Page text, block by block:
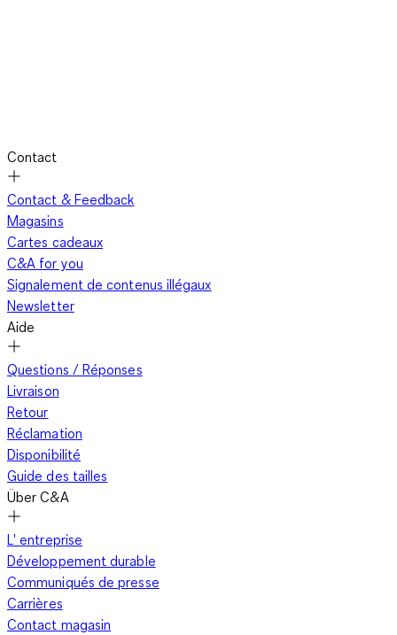
Contact
Contact & Feedback
Magasins
Cartes cadeaux
C&A for you
Signalement de contenus illégaux
Newsletter
Aide
Questions / Réponses
Livraison
Retour
Réclamation
Disponibilité
Guide des tailles
Über C&A
L' entreprise
Développement durable
Communiqués de presse
Carrières
Contact magasin